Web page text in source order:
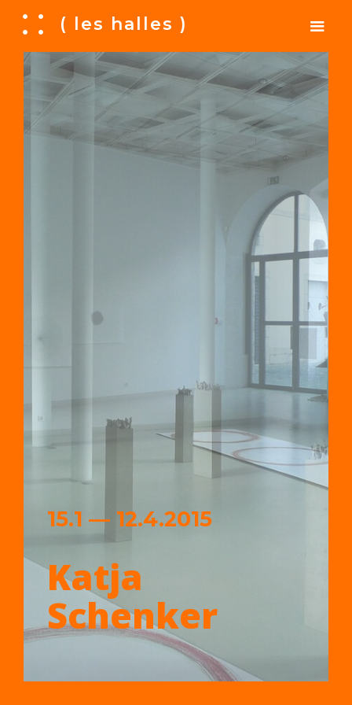
A ( les halles )
15.1 — 12.4.2015
Katja
Schenker